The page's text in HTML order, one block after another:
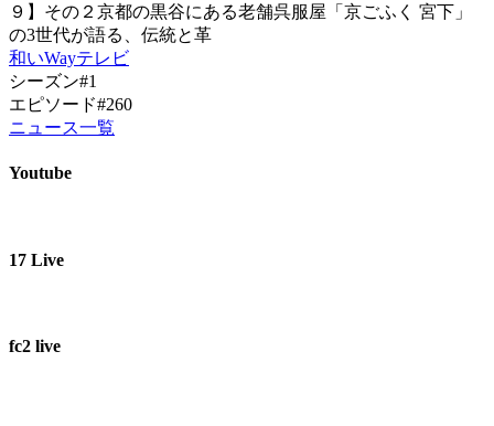
９】その２京都の黒谷にある老舗呉服屋「京ごふく 宮下」
の3世代が語る、伝統と革
和いWayテレビ
シーズン#1
エピソード#260
ニュース一覧
Youtube
17 Live
fc2 live